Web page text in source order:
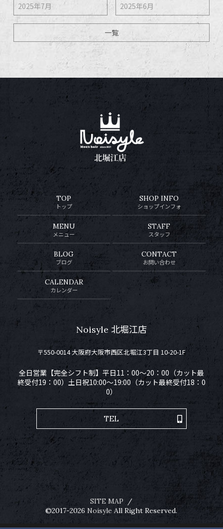
2025年7月 2025年6月
一覧
TOP
トップ
SHOP INFO
ショップインフォ
MENU
メニュー
STAFF
スタッフ
BLOG
ブログ
CONTACT
お問い合わせ
CALENDAR
カレンダー
Noisyle 北堀江店
〒550-0014 大阪府大阪市西区北堀江3丁目 10-20-1F
全日営業【完全シフト制】平日11：00～20：00（カット最
終受付19：00）土日祝10:00～19:00（カット最終受付18：0
0）
TEL
SITE MAP
©2017-2026Noisyle All Right Reserved.